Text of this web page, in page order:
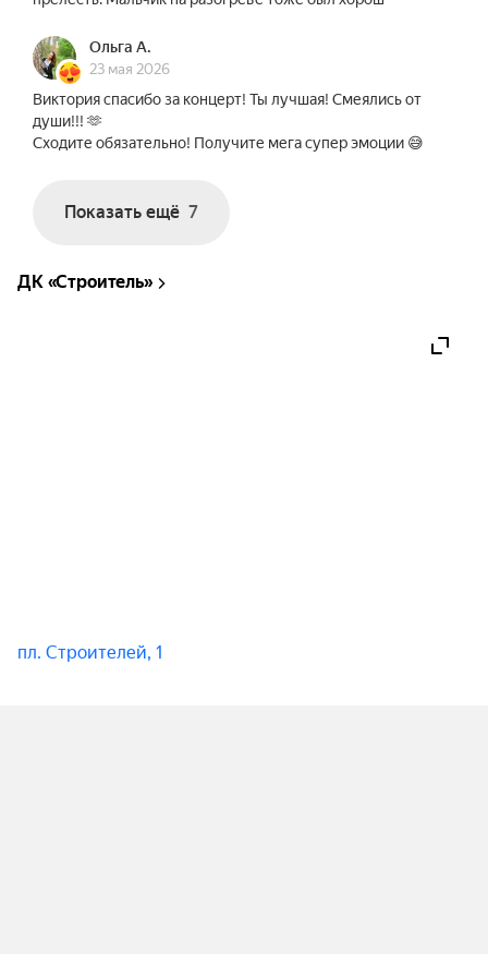
Ольга А.
23 мая 2026
Виктория спасибо за концерт! Ты лучшая! Смеялись от
души!!! 🫶
Сходите обязательно! Получите мега супер эмоции 😅
Показать ещё 7
ДК «Строитель»
пл. Строителей, 1